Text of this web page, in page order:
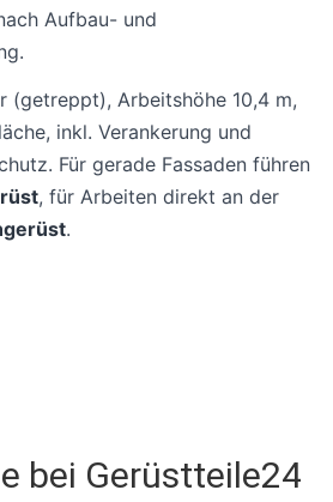
Aufbau- und
(getreppt), Arbeitshöhe 10,4 m,
inkl. Verankerung und
Für gerade Fassaden führen
, für Arbeiten direkt an der
.
bei Gerüstteile24